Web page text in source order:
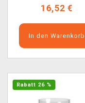
16,52 €
In den Warenkorb
Rabatt 26 %